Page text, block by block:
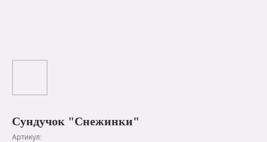
Сундучок "Снежинки"
Артикул: